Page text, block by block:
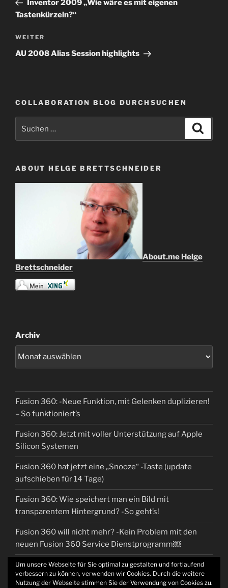
Inventor 2009 „Wie wäre es mit eigenen
Tastenkürzeln?“
Nächster
Beitrag
WEITER
AU 2008 Alias Session highlights
COLLABORATION BLOG DURCHSUCHEN
ABOUT HELGE BRETTSCHNEIDER
About.me Helge
Brettschneider
Archiv
Fusion 360: -Neue Funktion, mit Gelenken duplizieren!
– So funktioniert’s
Fusion 360: Jetzt mit voller Unterstützung auf Apple
Silicon Systemen
Fusion 360 hat jetzt eine „Snooze“ -Taste (update
aufschieben für 14 Tage)
Fusion 360: Wie speichert man ein Bild mit
transparentem Hintergrund? -So geht’s!
Fusion 360 will nicht mehr? -Kein Problem mit den
neuen Fusion 360 Service Dienstprogramm￼
Um unsere Webseite für Sie optimal zu gestalten und fortlaufend
verbessern zu können, verwenden wir Cookies. Durch die weitere
Nutzung der Webseite stimmen Sie der Verwendung von Cookies zu.